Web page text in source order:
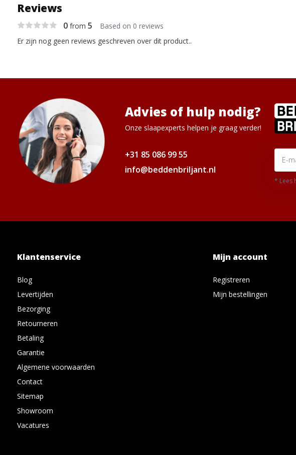
Reviews
0from 5 Based on 0 reviews
Er zijn nog geen reviews geschreven over dit product..
Advies of hulp nodig?
Onze slaapexperts helpen je graag verder!
+31 85 086 99 55
info@beddenbriljant.nl
* Lees
Klantenservice
Blog
Levertijden
Bezorging
Retourneren
Betaling
Garantie
Algemene voorwaarden
Contact
Sitemap
Showroom
Vacatures
Mijn account
Registreren
Mijn bestellingen